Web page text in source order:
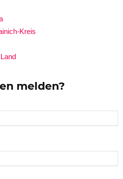
Kreis
melden?